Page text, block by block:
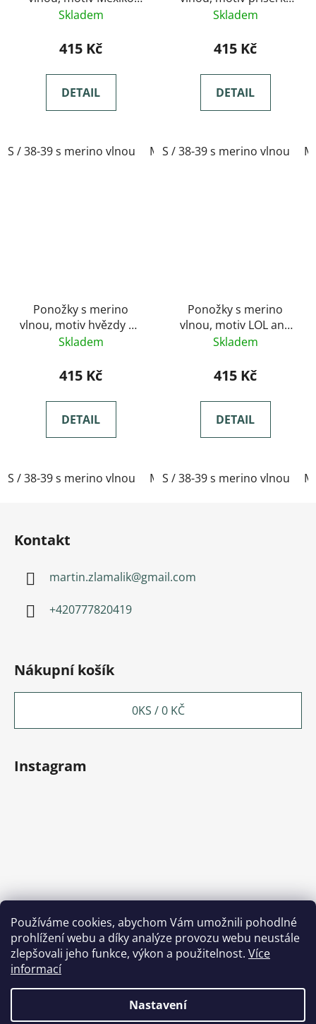
Používáme cookies, abychom Vám umožnili pohodlné
prohlížení webu a díky analýze provozu webu neustále
zlepšovali jeho funkce, výkon a použitelnost. Více
informací
Nastavení
santa muerte
Skladem
415 Kč
DETAIL
S / 38-39 s merino vlnou M / 40-41 s merino vlnou L
na žluté
Skladem
415 Kč
DETAIL
S / 38-39 s merino vlnou
Ponožky s merino
vlnou, motiv hvězdy na
noční obloze
Skladem
415 Kč
DETAIL
S / 38-39 s merino vlnou M / 40-41 s merino vlnou L
Ponožky s merino
vlnou, motiv LOL and
WOW
Skladem
415 Kč
DETAIL
S / 38-39 s merino vlnou
Kontakt
martin.zlamalik@gmail.com
+420777820419
Nákupní košík
0KS /0 KČ
Instagram
Sledovat na Instagramu